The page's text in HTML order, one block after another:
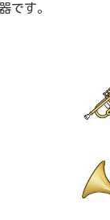
です。